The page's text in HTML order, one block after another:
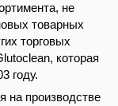
не
товарных
торговых
которая
году.
на производстве